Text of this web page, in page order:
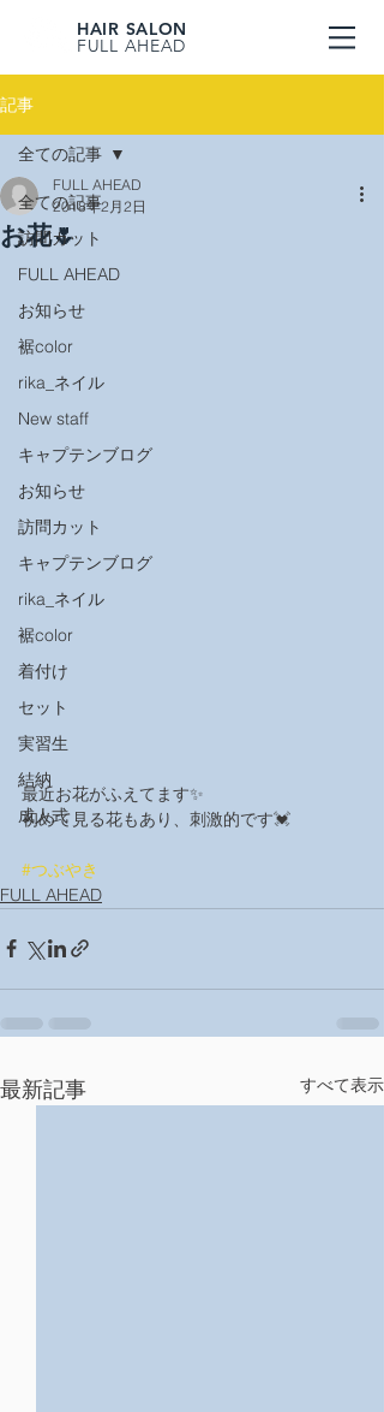
HAIR SALON
FULL AHEAD
記事
全ての記事
訪問カット
FULL AHEAD
お知らせ
裾color
rika_ネイル
New staff
キャプテンブログ
お知らせ
訪問カット
キャプテンブログ
rika_ネイル
裾color
着付け
セット
実習生
結納
成人式
全ての記事
お花🌷
FULL AHEAD
2018年2月2日
最近お花がふえてます✨
初めて見る花もあり、刺激的です💓
#つぶやき
FULL AHEAD
最新記事 すべて表示